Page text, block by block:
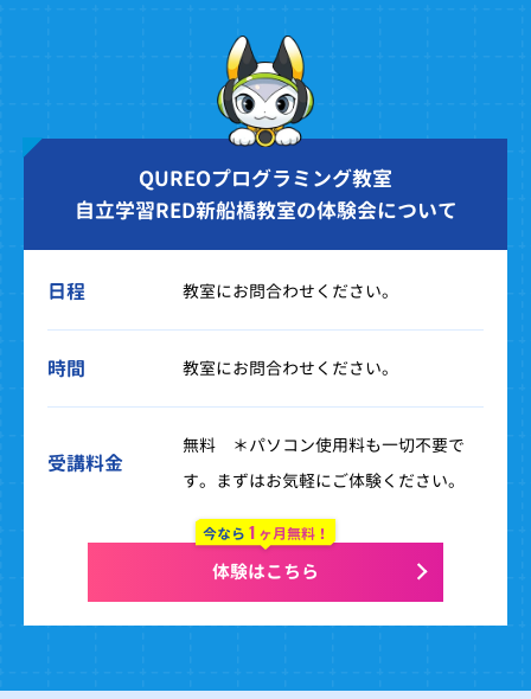
QUREOプログラミング教室
自立学習RED新船橋教室の体験会について
日程 教室にお問合わせください。
時間 教室にお問合わせください。
受講料金
無料 ＊パソコン使用料も一切不要で
す。まずはお気軽にご体験ください。
今なら 1 ヶ月無料！
体験はこちら